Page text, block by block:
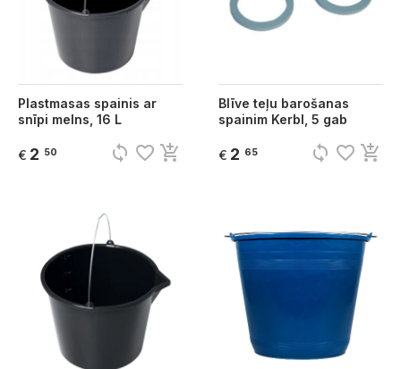
Plastmasas spainis ar
snīpi melns, 16 L
€ 2 50 sync favorite_border add_shopping_cart
Blīve teļu barošanas
spainim Kerbl, 5 gab
€ 2 65 sync favorite_border add_shopping_cart